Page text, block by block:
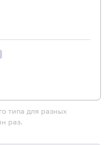
типа для разных
раз.